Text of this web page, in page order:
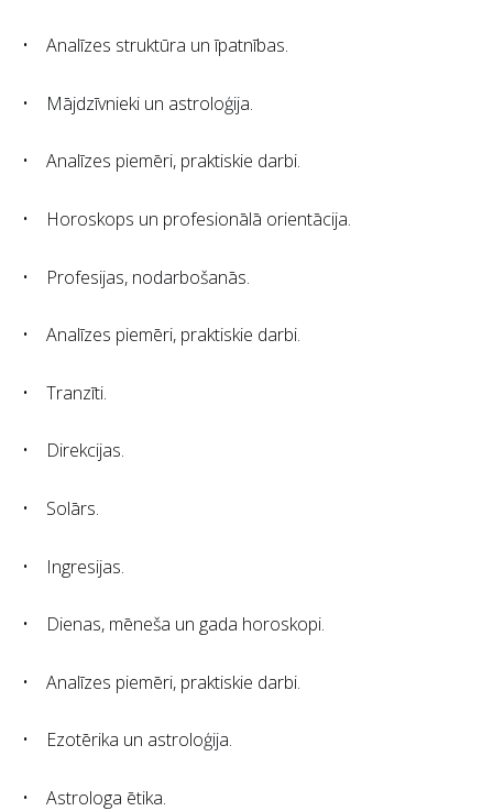
• Analīzes struktūra un īpatnības.
• Mājdzīvnieki un astroloģija.
• Analīzes piemēri, praktiskie darbi.
• Horoskops un profesionālā orientācija.
• Profesijas, nodarbošanās.
• Analīzes piemēri, praktiskie darbi.
• Tranzīti.
• Direkcijas.
• Solārs.
• Ingresijas.
• Dienas, mēneša un gada horoskopi.
• Analīzes piemēri, praktiskie darbi.
• Ezotērika un astroloģija.
• Astrologa ētika.